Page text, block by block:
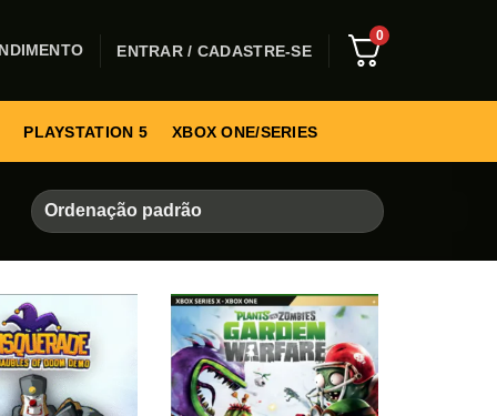
ENTRAR / CADASTRE-SE
0
PLAYSTATION 5 XBOX ONE/SERIES